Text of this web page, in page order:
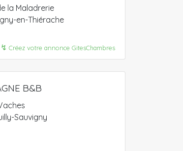
la Maladrerie
en-Thiérache
↯ Créez votre annonce GitesChambres
B&B
Sauvigny